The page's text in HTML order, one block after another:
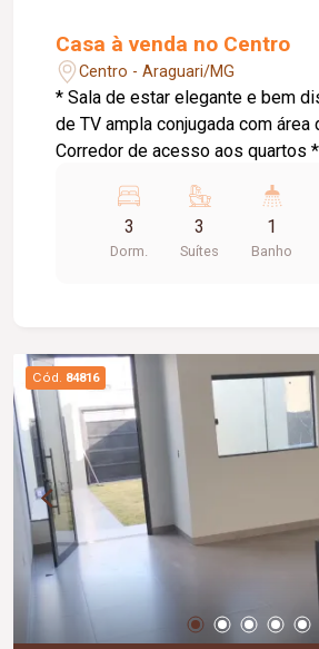
Casa à venda no Centro
Centro - Araguari/MG
* Sala de estar elegante e bem
de TV ampla conjugada com área
Corredor de acesso aos quartos
planejados e banheira de
suíte com armários planejados *
conjugada com área gourmet
pequenos * Portão eletrônico * 2
maior comodidade e
solar atendendo as 3 suítes,
mais economia e eficiência
3
Dorm.
3
Suítes
1
Banho
Cód. 84816